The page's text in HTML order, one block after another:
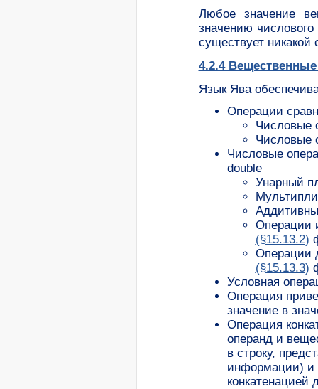
Любое значение
значению
существует
4.2.4
Язык Ява
Операции
Числовые
Числовые
Числовые
double
Унарный
Операции
(§15.13.2)
Операции
(§15.13.3)
Условная
Операция
значение в
Операция
операнд и
в строку,
информации) и
конкатенацией